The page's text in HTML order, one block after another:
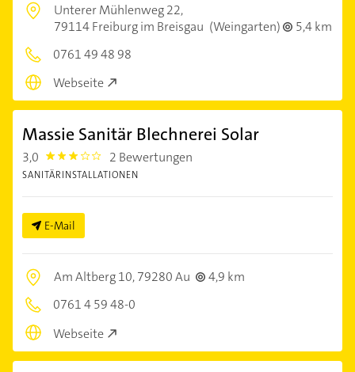
Unterer Mühlenweg 22,
79114 Freiburg im Breisgau (Weingarten)
5,4 km
0761 49 48 98
Webseite
Massie Sanitär Blechnerei Solar
3,0 3.0 2 Bewertungen
SANITÄRINSTALLATIONEN
E-Mail
Am Altberg 10,79280 Au
4,9 km
0761 4 59 48-0
Webseite